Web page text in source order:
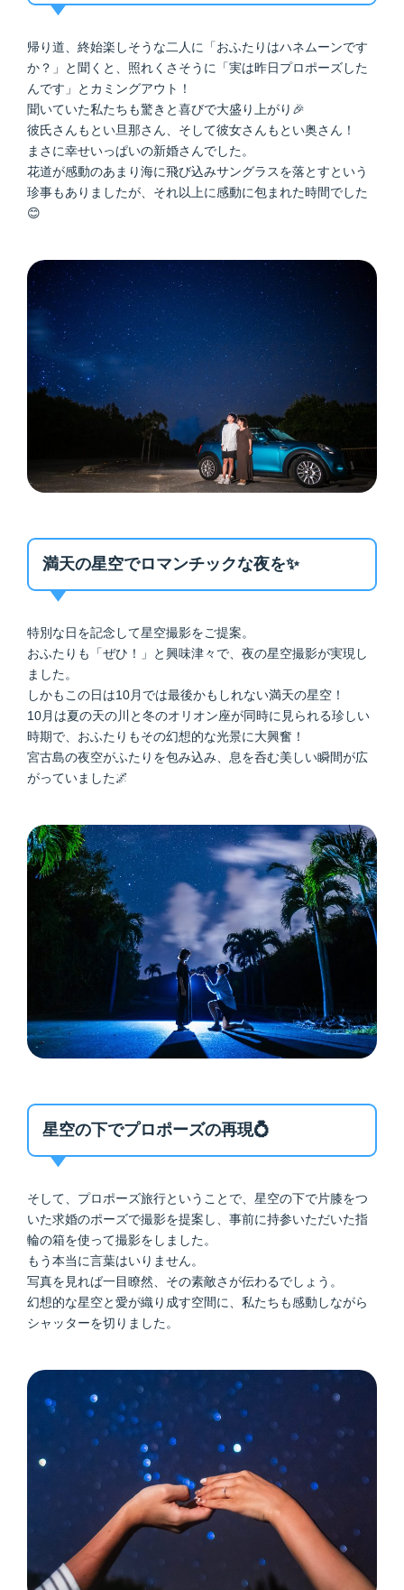
帰り道、終始楽しそうな二人に「おふたりはハネムーンです
か？」と聞くと、照れくさそうに「実は昨日プロポーズした
んです」とカミングアウト！
聞いていた私たちも驚きと喜びで大盛り上がり🎉
彼氏さんもとい旦那さん、そして彼女さんもとい奥さん！
まさに幸せいっぱいの新婚さんでした。
花道が感動のあまり海に飛び込みサングラスを落とすという
珍事もありましたが、それ以上に感動に包まれた時間でした
😊
満天の星空でロマンチックな夜を✨
特別な日を記念して星空撮影をご提案。
おふたりも「ぜひ！」と興味津々で、夜の星空撮影が実現し
ました。
しかもこの日は10月では最後かもしれない満天の星空！
10月は夏の天の川と冬のオリオン座が同時に見られる珍しい
時期で、おふたりもその幻想的な光景に大興奮！
宮古島の夜空がふたりを包み込み、息を呑む美しい瞬間が広
がっていました🌌
星空の下でプロポーズの再現💍
そして、プロポーズ旅行ということで、星空の下で片膝をつ
いた求婚のポーズで撮影を提案し、事前に持参いただいた指
輪の箱を使って撮影をしました。
もう本当に言葉はいりません。
写真を見れば一目瞭然、その素敵さが伝わるでしょう。
幻想的な星空と愛が織り成す空間に、私たちも感動しながら
シャッターを切りました。